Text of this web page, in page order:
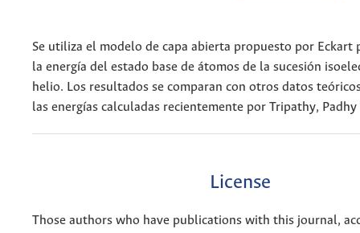
Se utiliza el modelo de capa abierta propuesto por Eckart
la energía del estado base de átomos de la sucesión
helio. Los resultados se comparan con otros datos
las energías calculadas recientemente por Tripathy, Padhy
License
Those authors who have publications with this journal,